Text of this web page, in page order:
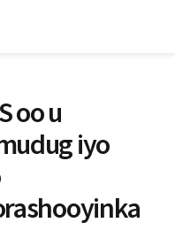
oo u
iyo